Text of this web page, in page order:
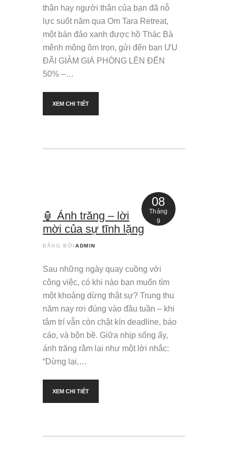
thân hay người thân của bạn đã nỗ
lực suốt năm qua Om Tara Retreat,
một bán đảo xanh được hồ Thác Bà
mênh mông ôm trọn, gửi đến bạn ƯU
ĐÃI GIẢM GIÁ PHÒNG LÊN ĐẾN
50% –…
XEM CHI TIẾT
08
Tháng
9
🏮 Ánh trăng – lời
mời của sự tĩnh lặng
ĐĂNG BỞI ADMIN
Sau những ngày quay cuồng với
công việc, có khi nào bạn muốn tìm
một khoảng dừng thật sự? Trung thu
năm nay rơi đúng vào đầu tuần – khi
tâm trí vẫn còn chật kín deadline, báo
cáo, và bộn bề. Giữa nhịp sống ấy,
ánh trăng rằm lại như một lời nhắc:
“Dừng lại,…
XEM CHI TIẾT